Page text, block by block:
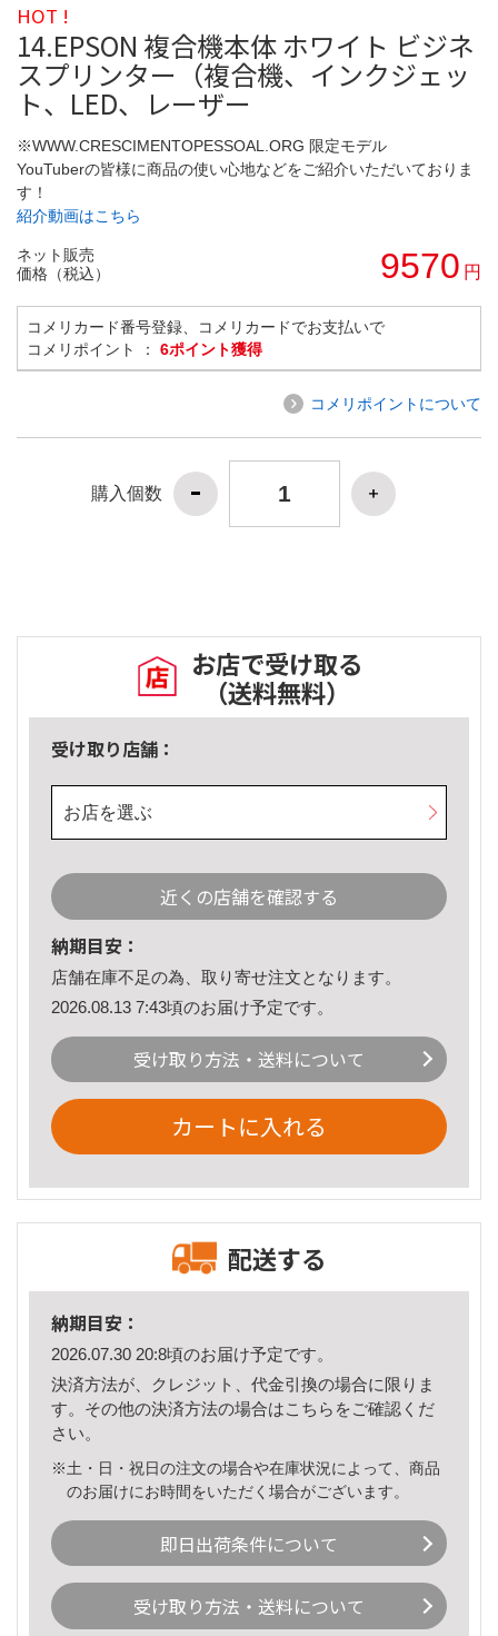
HOT !
14.EPSON 複合機本体 ホワイト ビジネ
スプリンター（複合機、インクジェッ
ト、LED、レーザー
※WWW.CRESCIMENTOPESSOAL.ORG 限定モデル
YouTuberの皆様に商品の使い心地などをご紹介いただいておりま
す！
紹介動画はこちら
ネット販売
価格（税込）
9570 円
コメリカード番号登録、コメリカードでお支払いで
コメリポイント ： 6ポイント獲得
コメリポイントについて
購入個数
お店で受け取る
（送料無料）
受け取り店舗：
お店を選ぶ
近くの店舗を確認する
納期目安：
店舗在庫不足の為、取り寄せ注文となります。
2026.08.13 7:43頃のお届け予定です。
受け取り方法・送料について
カートに入れる
配送する
納期目安：
2026.07.30 20:8頃のお届け予定です。
決済方法が、クレジット、代金引換の場合に限りま
す。その他の決済方法の場合はこちら をご確認くだ
さい。
※土・日・祝日の注文の場合や在庫状況によって、商品
のお届けにお時間をいただく場合がございます。
即日出荷条件について
受け取り方法・送料について